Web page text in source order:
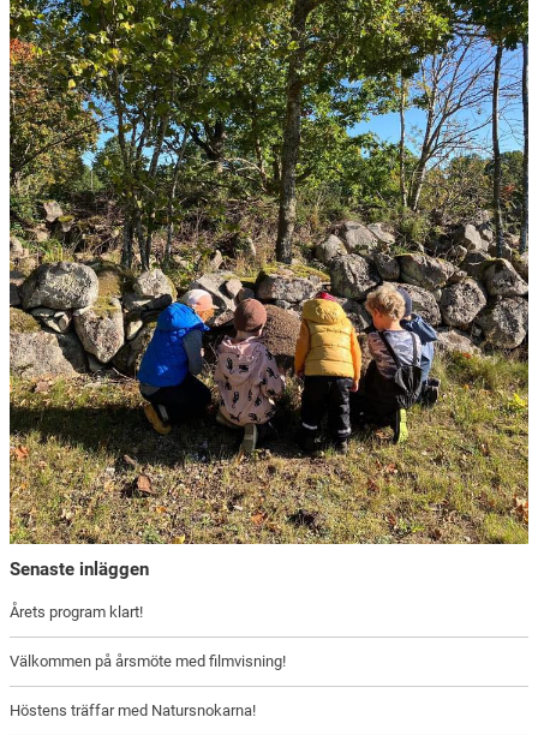
Senaste inläggen
Årets program klart!
Välkommen på årsmöte med filmvisning!
Höstens träffar med Natursnokarna!